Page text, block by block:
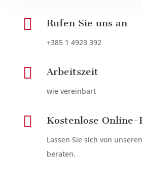
 Rufen Sie uns an
+385 1 4923 392
 Arbeitszeit
wie vereinbart
 Kostenlose Online-
Lassen Sie sich von
beraten.